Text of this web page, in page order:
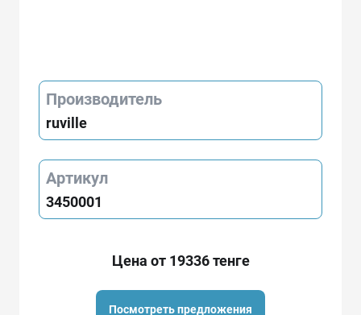
Производитель
ruville
Артикул
3450001
Цена от 19336 тенге
Посмотреть предложения